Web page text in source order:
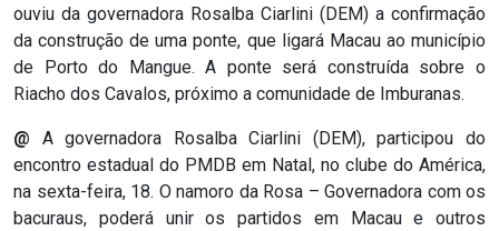
ASSISTÊNCIA
MÉDICA
BASTIDORES
Blog
ouviu da governadora Rosalba Ciarlini (DEM) a confirmação
da construção de uma ponte, que ligará Macau ao município
de Porto do Mangue. A ponte será construída sobre o
Riacho dos Cavalos, próximo a comunidade de Imburanas.
@ A governadora Rosalba Ciarlini (DEM), participou do
encontro estadual do PMDB em Natal, no clube do América,
na sexta-feira, 18. O namoro da Rosa – Governadora com os
bacuraus, poderá unir os partidos em Macau e outros